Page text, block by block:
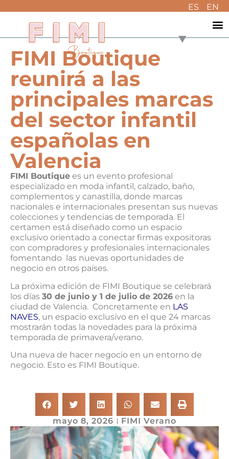
ES EN
mayo 8, 2026 FIMI Verano
FIMI Boutique
reunirá a las
principales marcas
del sector infantil
españolas en
Valencia
FIMI Boutique es un evento profesional
especializado en moda infantil, calzado, baño,
complementos y canastilla, donde marcas
nacionales e internacionales presentan sus nuevas
colecciones y tendencias de temporada. El
certamen está diseñado como un espacio
exclusivo orientado a conectar firmas expositoras
con compradores y profesionales internacionales
fomentando las nuevas oportunidades de
negocio en otros países.
La próxima edición de FIMI Boutique se celebrará
los días 30 de junio y 1 de julio de 2026 en la
ciudad de Valencia. Concretamente en LAS
NAVES, un espacio exclusivo en el que 24 marcas
mostrarán todas la novedades para la próxima
temporada de primavera/verano.
Una nueva de hacer negocio en un entorno de
negocio. Esto es FIMI Boutique.